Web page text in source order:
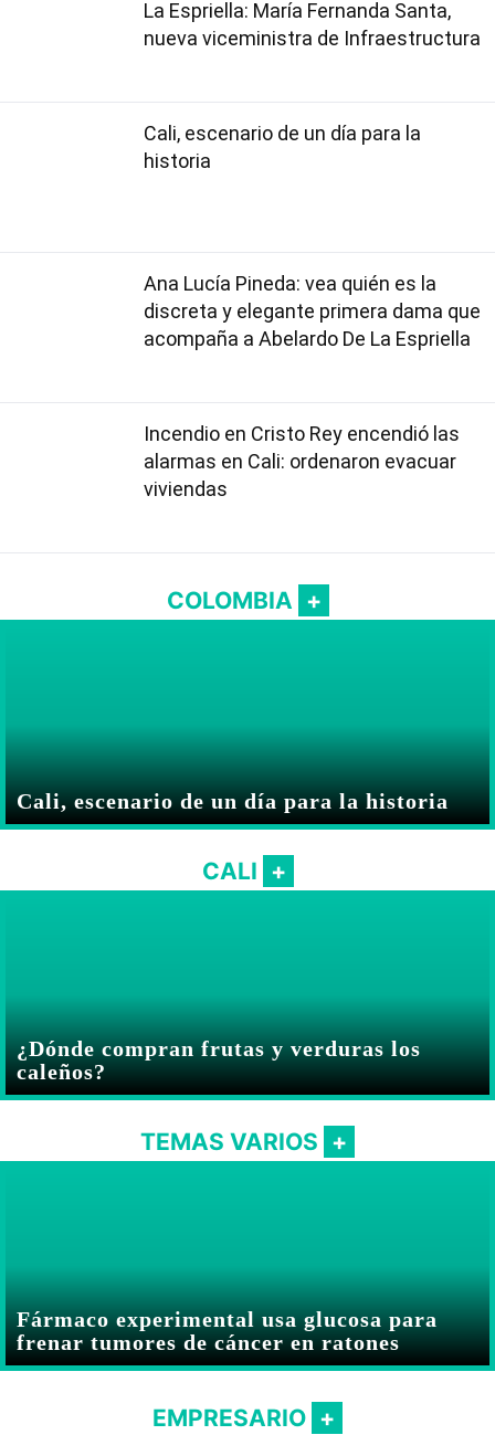
La Espriella: María Fernanda Santa,
nueva viceministra de Infraestructura
Cali, escenario de un día para la
historia
Ana Lucía Pineda: vea quién es la
discreta y elegante primera dama que
acompaña a Abelardo De La Espriella
Incendio en Cristo Rey encendió las
alarmas en Cali: ordenaron evacuar
viviendas
COLOMBIA
Cali, escenario de un día para la historia
CALI
¿Dónde compran frutas y verduras los
caleños?
TEMAS VARIOS
Fármaco experimental usa glucosa para
frenar tumores de cáncer en ratones
EMPRESARIO